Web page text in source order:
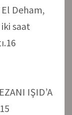
Deham,
saat
IŞID’A